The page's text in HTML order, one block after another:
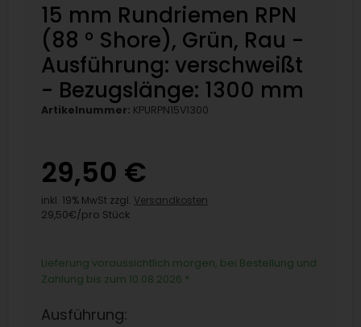
15 mm Rundriemen RPN
(88 ° Shore), Grün, Rau -
Ausführung: verschweißt
- Bezugslänge: 1300 mm
Artikelnummer: KPURPN15V1300
29,50 €
inkl. 19% MwSt zzgl. Versandkosten
29,50€/pro Stück
Lieferung voraussichtlich morgen, bei Bestellung und
Zahlung bis zum 10.08.2026 *
Ausführung: